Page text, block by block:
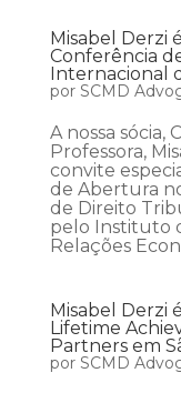
Misabel Derzi
Conferência
Internacional
por SCMD
A nossa sócia,
Professora,
convite
de Abertura
de Direito
pelo Instituto
Relações
Misabel Derzi
Lifetime
Partners em
por SCMD